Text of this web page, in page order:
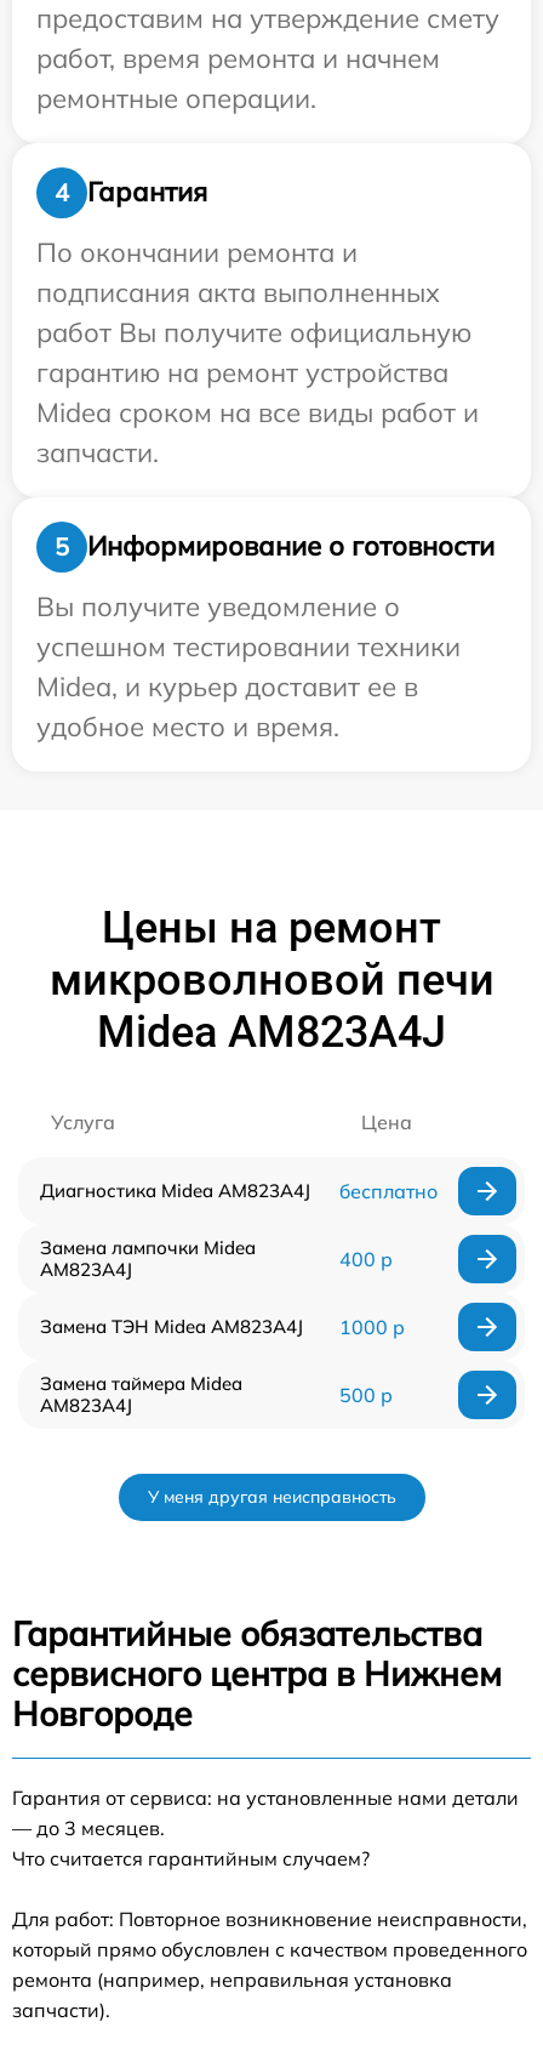
предоставим на утверждение смету
работ, время ремонта и начнем
ремонтные операции.
4
Гарантия
По окончании ремонта и
подписания акта выполненных
работ Вы получите официальную
гарантию на ремонт устройства
Midea сроком на все виды работ и
запчасти.
5
Информирование о готовности
Вы получите уведомление о
успешном тестировании техники
Midea, и курьер доставит ее в
удобное место и время.
Цены на ремонт
микроволновой печи
Midea AM823A4J
Услуга Цена
Диагностика Midea AM823A4J бесплатно
Замена лампочки Midea
AM823A4J
400 р
Замена ТЭН Midea AM823A4J 1000 р
Замена таймера Midea
AM823A4J
500 р
У меня другая неисправность
Гарантийные обязательства
сервисного центра в Нижнем
Новгороде
Гарантия от сервиса: на установленные нами детали
— до 3 месяцев.
Что считается гарантийным случаем?
Для работ: Повторное возникновение неисправности,
который прямо обусловлен с качеством проведенного
ремонта (например, неправильная установка
запчасти).